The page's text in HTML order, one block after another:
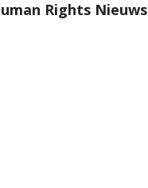
Rights Nieuws